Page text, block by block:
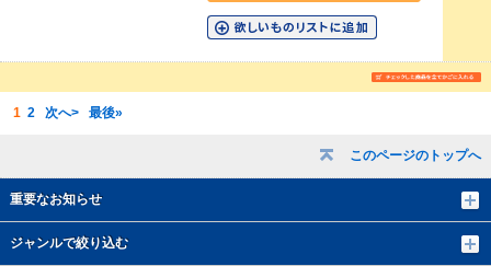
このページのトップへ
重要なお知らせ
ジャンルで絞り込む
1 2 次へ> 最後»